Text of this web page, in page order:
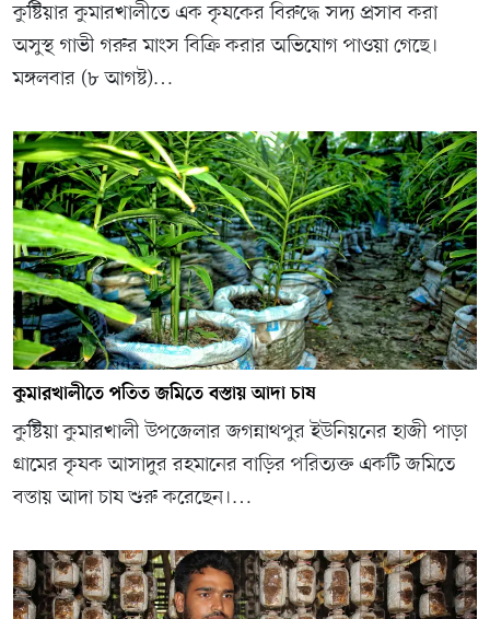
কুষ্টিয়ার কুমারখালীতে এক কৃষকের বিরুদ্ধে সদ্য প্রসাব করা
অসুস্থ গাভী গরুর মাংস বিক্রি করার অভিযোগ পাওয়া গেছে।
মঙ্গলবার (৮ আগষ্ট)…
কুমারখালীতে পতিত জমিতে বস্তায় আদা চাষ
কুষ্টিয়া কুমারখালী উপজেলার জগন্নাথপুর ইউনিয়নের হাজী পাড়া
গ্রামের কৃষক আসাদুর রহমানের বাড়ির পরিত্যক্ত একটি জমিতে
বস্তায় আদা চাষ শুরু করেছেন।…